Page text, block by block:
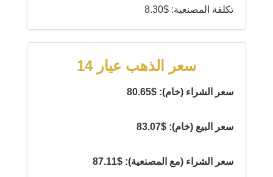
تكلفة المصنعية: $8.30
سعر الذهب عيار 14
سعر الشراء (خام): $80.65
سعر البيع (خام): $83.07
سعر الشراء (مع المصنعية): $87.11